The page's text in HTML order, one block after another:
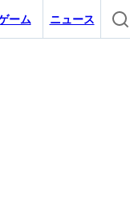
ーム ニュース